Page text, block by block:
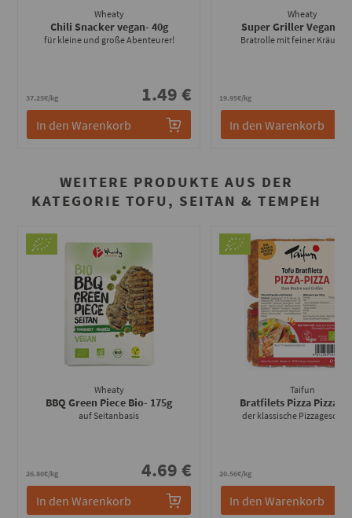
Wheaty
Chili Snacker vegan- 40g
für kleine und große Abenteurer!
37.25€/kg 1.49 €
In den Warenkorb
Wheaty
Super Griller Vegan
Bratrolle mit feiner
19.95€/kg
In den Warenkorb
WEITERE PRODUKTE AUS DER
KATEGORIE TOFU, SEITAN & TEMPEH
Wheaty
BBQ Green Piece Bio- 175g
auf Seitanbasis
26.80€/kg 4.69 €
In den Warenkorb
Taifun
Bratfilets Pizza Pizza
der klassische
20.56€/kg
In den Warenkorb